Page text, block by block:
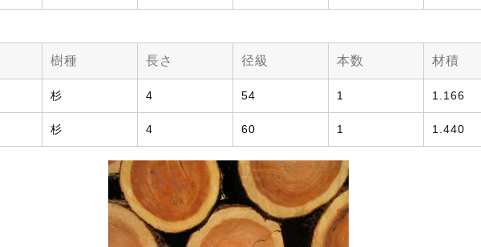
樹種 長さ 径級 本数 材積
杉 4 54 1 1.166
杉 4 60 1 1.440